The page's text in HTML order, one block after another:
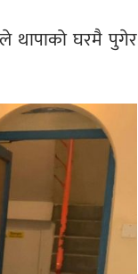
थापाको घरमै पुगेर